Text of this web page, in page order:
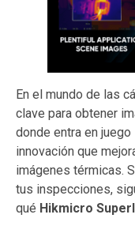
En el mundo de las
clave para obtener
donde entra en
innovación que
imágenes térmicas.
tus inspecciones,
qué Hikmicro